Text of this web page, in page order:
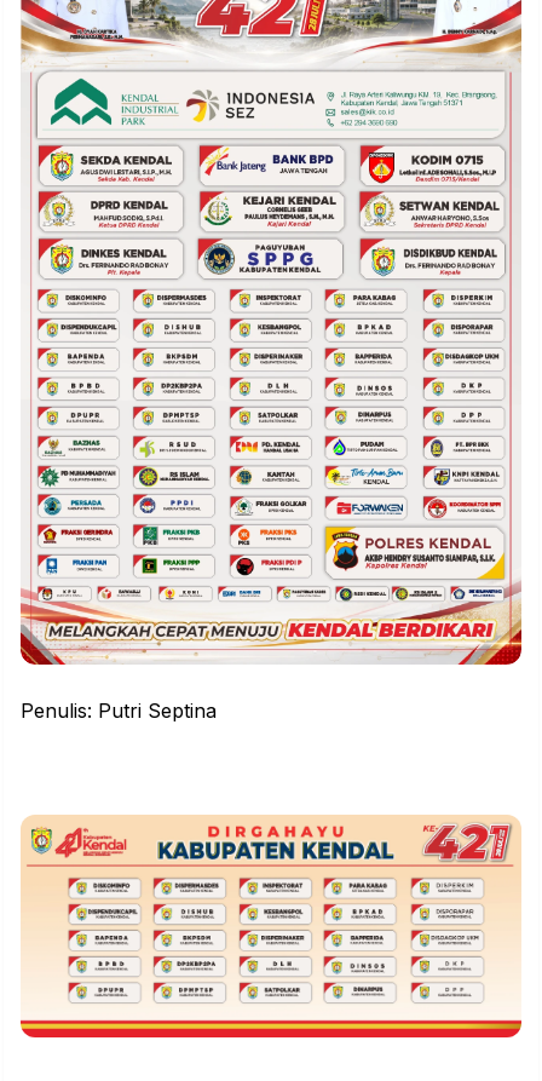
Penulis: Putri Septina